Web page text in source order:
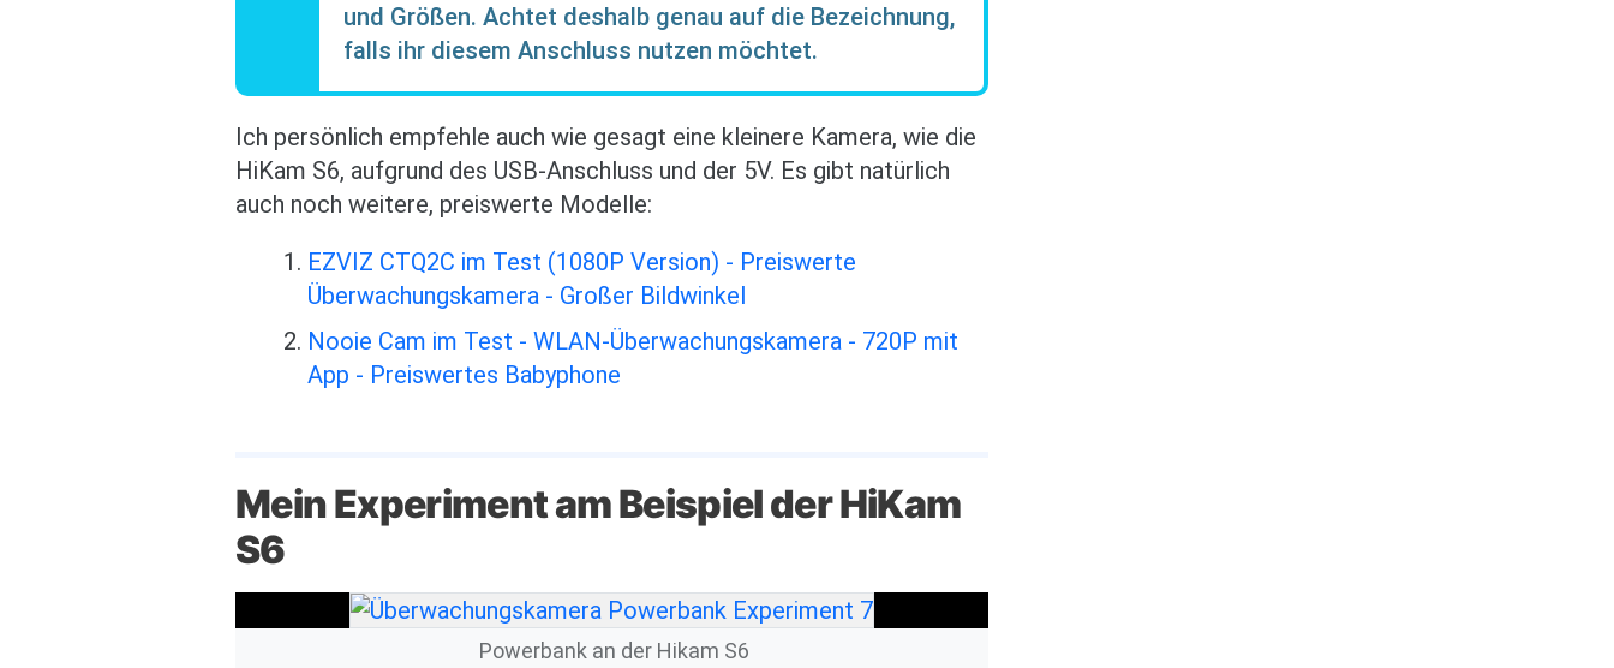
und Größen. Achtet deshalb genau auf die Bezeichnung,
falls ihr diesem Anschluss nutzen möchtet.
Ich persönlich empfehle auch wie gesagt eine kleinere Kamera, wie die
HiKam S6, aufgrund des USB-Anschluss und der 5V. Es gibt natürlich
auch noch weitere, preiswerte Modelle:
EZVIZ CTQ2C im Test (1080P Version) - Preiswerte
Überwachungskamera - Großer Bildwinkel
Nooie Cam im Test - WLAN-Überwachungskamera - 720P mit
App - Preiswertes Babyphone
Mein Experiment am Beispiel der HiKam
S6
Powerbank an der Hikam S6